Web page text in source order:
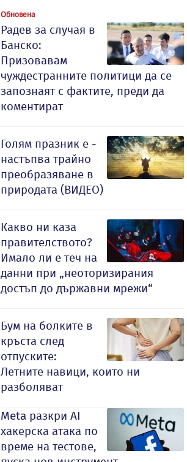
Обновена
Радев за случая в
Банско:
Призовавам
чуждестранните политици да се
запознаят с фактите, преди да
коментират
Голям празник е -
настъпва трайно
преобразяване в
природата (ВИДЕО)
Какво ни каза
правителството?
Имало ли е теч на
данни при „неоторизирания
достъп до държавни мрежи“
Бум на болките в
кръста след
отпуските:
Летните навици, които ни
разболяват
Meta разкри AI
хакерска атака по
време на тестове,